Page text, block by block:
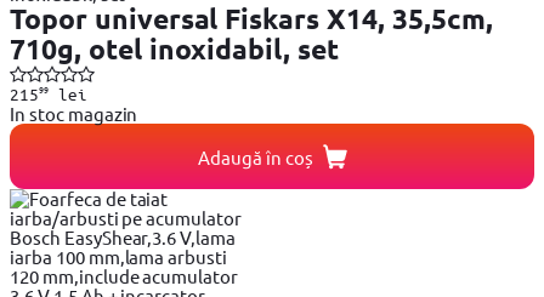
Topor universal Fiskars X14, 35,5cm,
710g, otel inoxidabil, set
21599lei
In stoc magazin
Adaugă în coș